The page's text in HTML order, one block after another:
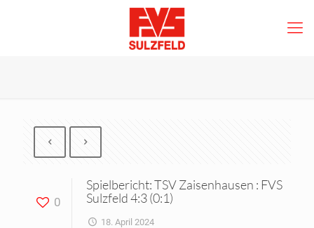
0
Spielbericht: TSV Zaisenhausen : FVS
Sulzfeld 4:3 (0:1)
18. April 2024